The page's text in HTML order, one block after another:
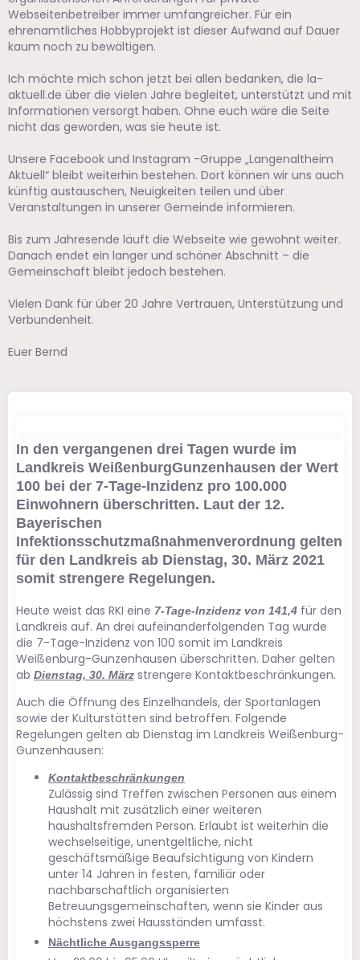
Webseitenbetreiber immer umfangreicher. Für ein
ehrenamtliches Hobbyprojekt ist dieser Aufwand auf Dauer
kaum noch zu bewältigen.
Ich möchte mich schon jetzt bei allen bedanken, die la-
aktuell.de über die vielen Jahre begleitet, unterstützt und mit
Informationen versorgt haben. Ohne euch wäre die Seite
nicht das geworden, was sie heute ist.
Unsere Facebook und Instagram -Gruppe „Langenaltheim
Aktuell“ bleibt weiterhin bestehen. Dort können wir uns auch
künftig austauschen, Neuigkeiten teilen und über
Veranstaltungen in unserer Gemeinde informieren.
Bis zum Jahresende läuft die Webseite wie gewohnt weiter.
Danach endet ein langer und schöner Abschnitt – die
Gemeinschaft bleibt jedoch bestehen.
Vielen Dank für über 20 Jahre Vertrauen, Unterstützung und
Verbundenheit.
Euer Bernd
In den vergangenen drei Tagen wurde im
Landkreis WeißenburgGunzenhausen der Wert
100 bei der 7-Tage-Inzidenz pro 100.000
Einwohnern überschritten. Laut der 12.
Bayerischen
Infektionsschutzmaßnahmenverordnung gelten
für den Landkreis ab Dienstag, 30. März 2021
somit strengere Regelungen.
Heute weist das RKI eine 7-Tage-Inzidenz von 141,4 für den
Landkreis auf. An drei aufeinanderfolgenden Tag wurde
die 7-Tage-Inzidenz von 100 somit im Landkreis
Weißenburg-Gunzenhausen überschritten. Daher gelten
ab Dienstag, 30. März strengere Kontaktbeschränkungen.
Auch die Öffnung des Einzelhandels, der Sportanlagen
sowie der Kulturstätten sind betroffen. Folgende
Regelungen gelten ab Dienstag im Landkreis Weißenburg-
Gunzenhausen:
Kontaktbeschränkungen
Zulässig sind Treffen zwischen Personen aus einem
Haushalt mit zusätzlich einer weiteren
haushaltsfremden Person. Erlaubt ist weiterhin die
wechselseitige, unentgeltliche, nicht
geschäftsmäßige Beaufsichtigung von Kindern
unter 14 Jahren in festen, familiär oder
nachbarschaftlich organisierten
Betreuungsgemeinschaften, wenn sie Kinder aus
höchstens zwei Hausständen umfasst.
Nächtliche Ausgangssperre